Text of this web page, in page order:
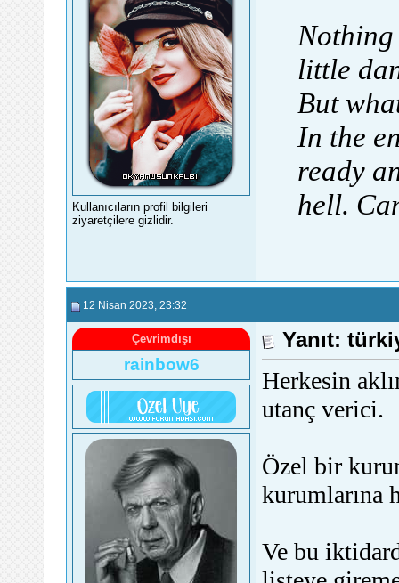
Kullanıcıların profil bilgileri
ziyaretçilere gizlidir.
Nothing
little
But
In the
ready
hell.
12 Nisan 2023 , 23:32
Çevrimdışı
rainbow6
Yanıt:
Herkesin
utanç verici.
Özel bir
kurumlarına
Ve bu